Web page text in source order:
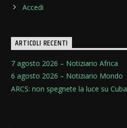
Accedi
ARTICOLI RECENTI
7 agosto 2026 – Notiziario Africa
6 agosto 2026 – Notiziario Mondo
ARCS: non spegnete la luce su Cuba